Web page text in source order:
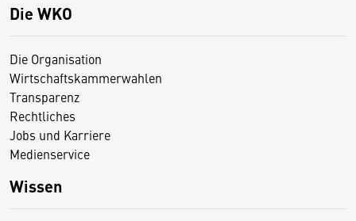
Die WKO
Die Organisation
Wirtschaftskammerwahlen
Transparenz
Rechtliches
Jobs und Karriere
Medienservice
Wissen